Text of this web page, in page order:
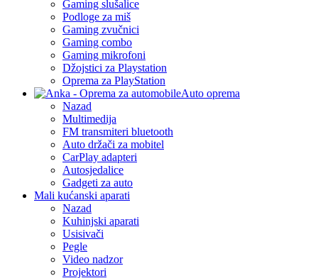
Gaming slušalice
Podloge za miš
Gaming zvučnici
Gaming combo
Gaming mikrofoni
Džojstici za Playstation
Oprema za PlayStation
Auto oprema
Nazad
Multimedija
FM transmiteri bluetooth
Auto držači za mobitel
CarPlay adapteri
Autosjedalice
Gadgeti za auto
Mali kućanski aparati
Nazad
Kuhinjski aparati
Usisivači
Pegle
Video nadzor
Projektori